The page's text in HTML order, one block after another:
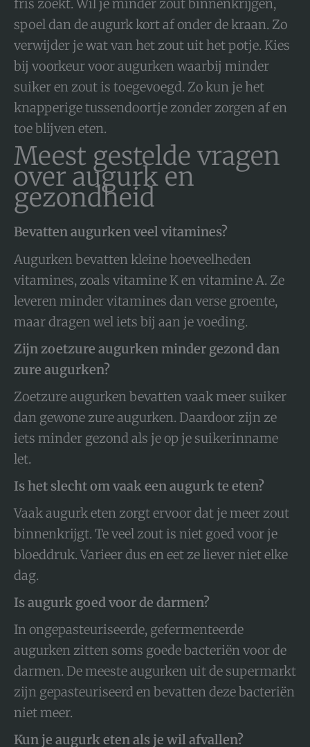
fris zoekt. Wil je minder zout binnenkrijgen,
spoel dan de augurk kort af onder de kraan. Zo
verwijder je wat van het zout uit het potje. Kies
bij voorkeur voor augurken waarbij minder
suiker en zout is toegevoegd. Zo kun je het
knapperige tussendoortje zonder zorgen af en
toe blijven eten.
Meest gestelde vragen
over augurk en
gezondheid
Bevatten augurken veel vitamines?
Augurken bevatten kleine hoeveelheden
vitamines, zoals vitamine K en vitamine A. Ze
leveren minder vitamines dan verse groente,
maar dragen wel iets bij aan je voeding.
Zijn zoetzure augurken minder gezond dan
zure augurken?
Zoetzure augurken bevatten vaak meer suiker
dan gewone zure augurken. Daardoor zijn ze
iets minder gezond als je op je suikerinname
let.
Is het slecht om vaak een augurk te eten?
Vaak augurk eten zorgt ervoor dat je meer zout
binnenkrijgt. Te veel zout is niet goed voor je
bloeddruk. Varieer dus en eet ze liever niet elke
dag.
Is augurk goed voor de darmen?
In ongepasteuriseerde, gefermenteerde
augurken zitten soms goede bacteriën voor de
darmen. De meeste augurken uit de supermarkt
zijn gepasteuriseerd en bevatten deze bacteriën
niet meer.
Kun je augurk eten als je wil afvallen?